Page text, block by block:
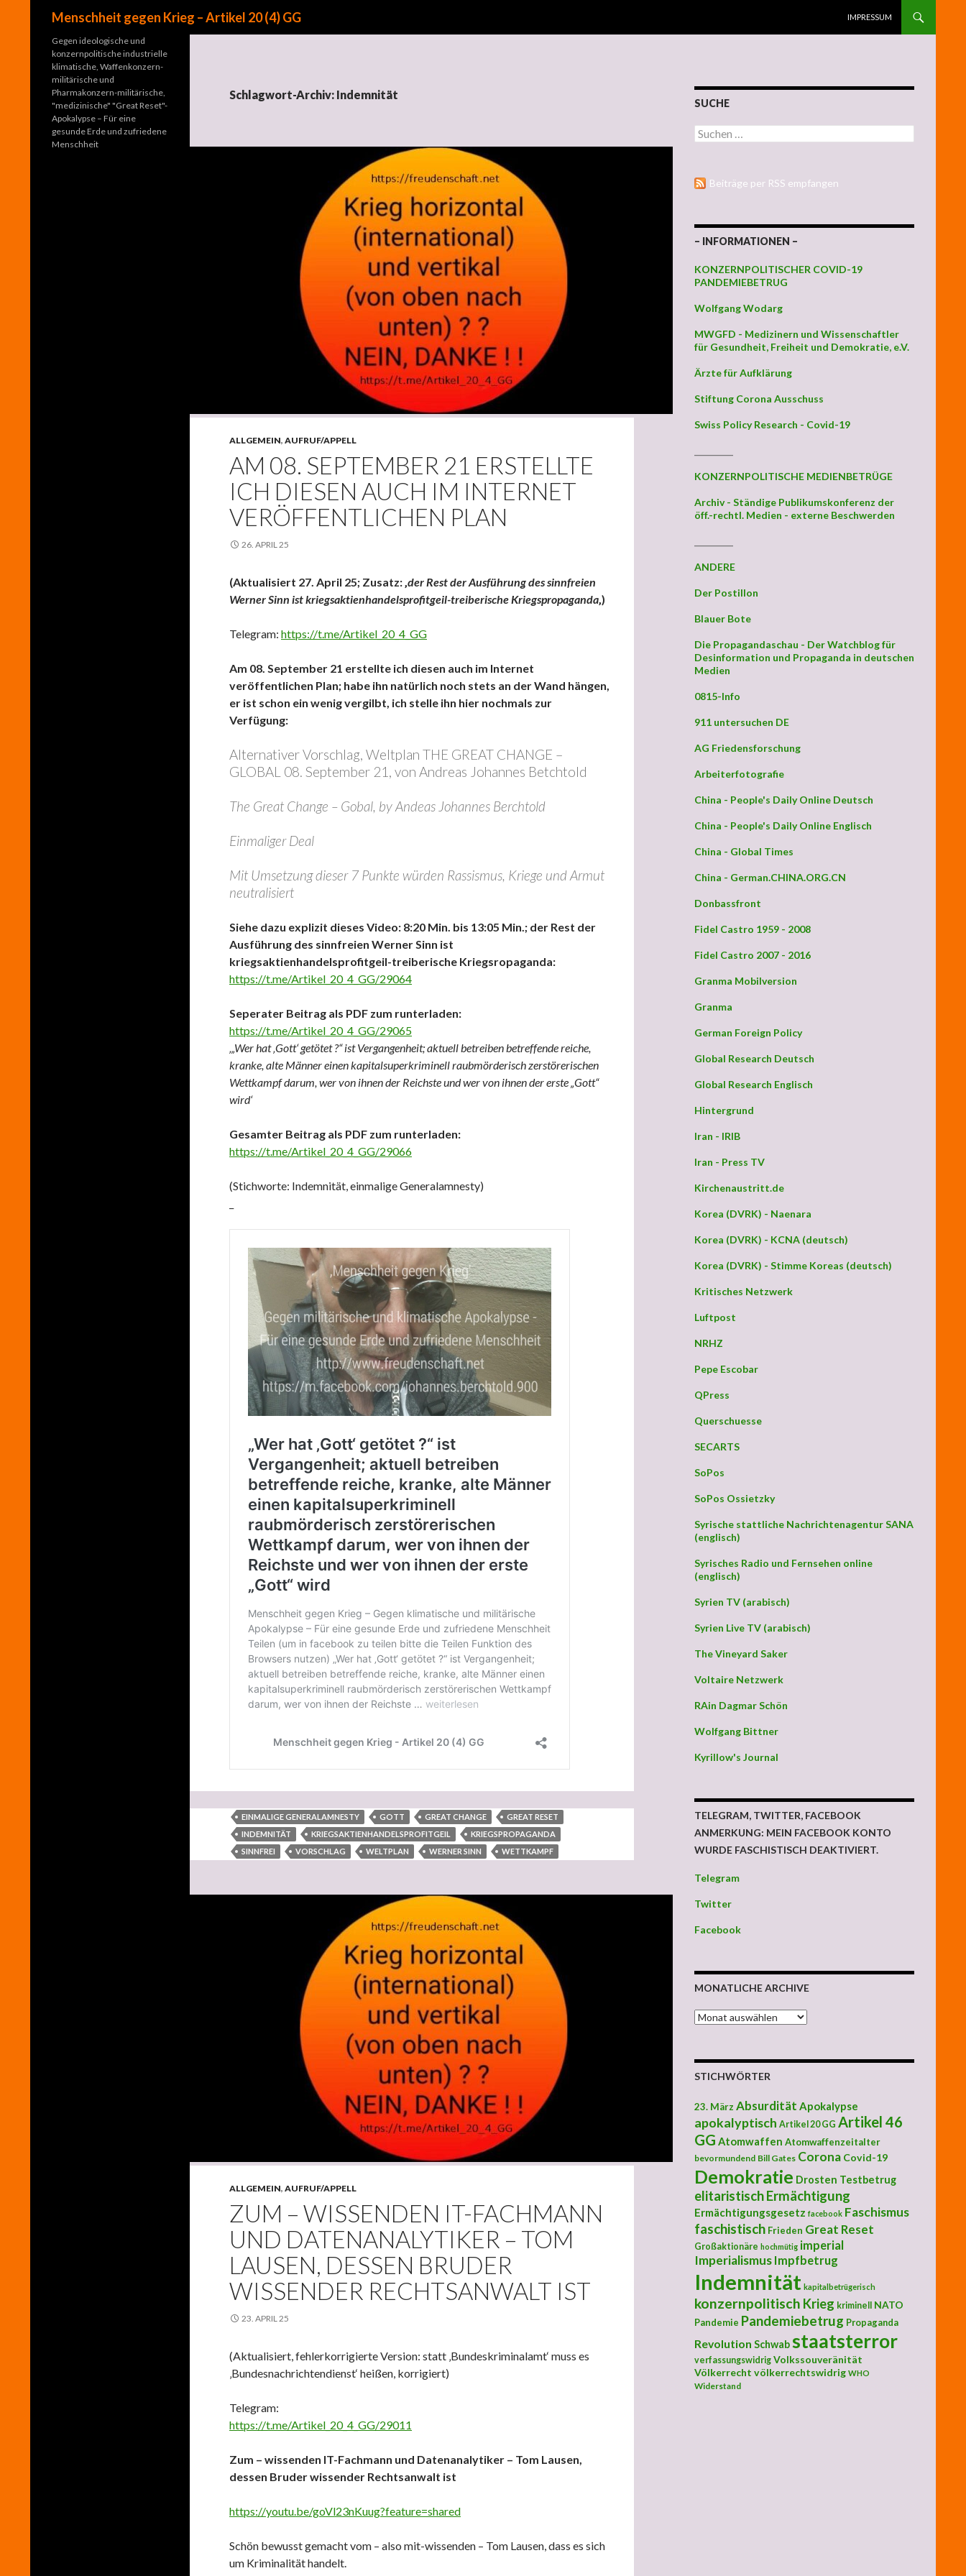
Menschheit gegen Krieg – Artikel 20 (4) GG
IMPRESSUM
Schlagwort-Archiv: Indemnität
ALLGEMEIN, AUFRUF/APPELL
AM 08. SEPTEMBER 21 ERSTELLTE
ICH DIESEN AUCH IM INTERNET
VERÖFFENTLICHEN PLAN
26. APRIL 25
(Aktualisiert 27. April 25; Zusatz: ‚der Rest der Ausführung des sinnfreien
Werner Sinn ist kriegsaktienhandelsprofitgeil-treiberische Kriegspropaganda‚)
Telegram: https://t.me/Artikel_20_4_GG
Am 08. September 21 erstellte ich diesen auch im Internet
veröffentlichen Plan; habe ihn natürlich noch stets an der Wand hängen,
er ist schon ein wenig vergilbt, ich stelle ihn hier nochmals zur
Verfügung:
Alternativer Vorschlag, Weltplan THE GREAT CHANGE –
GLOBAL 08. September 21, von Andreas Johannes Betchtold
The Great Change – Gobal, by Andeas Johannes Berchtold
Einmaliger Deal
Mit Umsetzung dieser 7 Punkte würden Rassismus, Kriege und Armut
neutralisiert
Siehe dazu explizit dieses Video: 8:20 Min. bis 13:05 Min.; der Rest der
Ausführung des sinnfreien Werner Sinn ist
kriegsaktienhandelsprofitgeil-treiberische Kriegsropaganda:
https://t.me/Artikel_20_4_GG/29064
Seperater Beitrag als PDF zum runterladen:
https://t.me/Artikel_20_4_GG/29065
‚„Wer hat ‚Gott‘ getötet ?“ ist Vergangenheit; aktuell betreiben betreffende reiche,
kranke, alte Männer einen kapitalsuperkriminell raubmörderisch zerstörerischen
Wettkampf darum, wer von ihnen der Reichste und wer von ihnen der erste „Gott“
wird‘
Gesamter Beitrag als PDF zum runterladen:
https://t.me/Artikel_20_4_GG/29066
(Stichworte: Indemnität, einmalige Generalamnesty)
EINMALIGE GENERALAMNESTY GOTT GREAT CHANGE
GREAT RESET
INDEMNITÄT
KRIEGSAKTIENHANDELSPROFITGEIL
KRIEGSPROPAGANDA
SINNFREI
VORSCHLAG WELTPLAN WERNER SINN WETTKAMPF
ALLGEMEIN, AUFRUF/APPELL
ZUM – WISSENDEN IT-FACHMANN
UND DATENANALYTIKER – TOM
LAUSEN, DESSEN BRUDER
WISSENDER RECHTSANWALT IST
23. APRIL 25
(Aktualisiert, fehlerkorrigierte Version: statt ‚Bundeskriminalamt‘ muss es
‚Bundesnachrichtendienst‘ heißen, korrigiert)
Telegram:
https://t.me/Artikel_20_4_GG/29011
Zum – wissenden IT-Fachmann und Datenanalytiker – Tom Lausen,
dessen Bruder wissender Rechtsanwalt ist
https://youtu.be/goVl23nKuug?feature=shared
Schön bewusst gemacht vom – also mit-wissenden – Tom Lausen, dass es sich
um Kriminalität handelt.
SUCHE
Suchen nach:
Beiträge per RSS empfangen
– INFORMATIONEN –
KONZERNPOLITISCHER COVID-19
PANDEMIEBETRUG
Wolfgang Wodarg
MWGFD - Medizinern und Wissenschaftler
für Gesundheit, Freiheit und Demokratie, e.V.
Ärzte für Aufklärung
Stiftung Corona Ausschuss
Swiss Policy Research - Covid-19
KONZERNPOLITISCHE MEDIENBETRÜGE
Archiv - Ständige Publikumskonferenz der
öff.-rechtl. Medien - externe Beschwerden
ANDERE
Der Postillon
Blauer Bote
Die Propagandaschau - Der Watchblog für
Desinformation und Propaganda in deutschen
Medien
0815-Info
911 untersuchen DE
AG Friedensforschung
Arbeiterfotografie
China - People's Daily Online Deutsch
China - People's Daily Online Englisch
China - Global Times
China - German.CHINA.ORG.CN
Donbassfront
Fidel Castro 1959 - 2008
Fidel Castro 2007 - 2016
Granma Mobilversion
Granma
German Foreign Policy
Global Research Deutsch
Global Research Englisch
Hintergrund
Iran - IRIB
Iran - Press TV
Kirchenaustritt.de
Korea (DVRK) - Naenara
Korea (DVRK) - KCNA (deutsch)
Korea (DVRK) - Stimme Koreas (deutsch)
Kritisches Netzwerk
Luftpost
NRHZ
Pepe Escobar
QPress
Querschuesse
SECARTS
SoPos
SoPos Ossietzky
Syrische stattliche Nachrichtenagentur SANA
(englisch)
Syrisches Radio und Fernsehen online
(englisch)
Syrien TV (arabisch)
Syrien Live TV (arabisch)
The Vineyard Saker
Voltaire Netzwerk
RAin Dagmar Schön
Wolfgang Bittner
Kyrillow's Journal
TELEGRAM, TWITTER, FACEBOOK
ANMERKUNG: MEIN FACEBOOK KONTO
WURDE FASCHISTISCH DEAKTIVIERT.
Telegram
Twitter
Facebook
MONATLICHE ARCHIVE
MONATLICHE ARCHIVE
STICHWÖRTER
23. März Absurdität Apokalypse
apokalyptisch Artikel 20 GG Artikel 46
GG Atomwaffen Atomwaffenzeitalter
bevormundend Bill Gates Corona Covid-19
Demokratie Drosten Testbetrug
elitaristischErmächtigung
Ermächtigungsgesetz facebook Faschismus
faschistisch Frieden Great Reset
Großaktionäre hochmütig imperial
Imperialismus Impfbetrug
Indemnität kapitalbetrügerisch
konzernpolitisch Krieg kriminell
NATO
Pandemie Pandemiebetrug Propaganda
Revolution Schwabstaatsterror
verfassungswidrig Volkssouveränität
Völkerrecht völkerrechtswidrig WHO
Widerstand
Gegen ideologische und
konzernpolitische industrielle
klimatische, Waffenkonzern-
militärische und
Pharmakonzern-militärische,
"medizinische" "Great Reset"-
Apokalypse – Für eine
gesunde Erde und zufriedene
Menschheit